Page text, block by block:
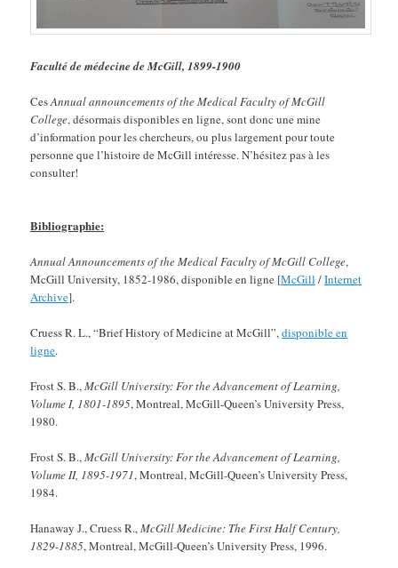
Faculté de médecine de McGill, 1899-1900
CesAnnual announcements of the Medical Faculty of McGill
College, désormais disponibles en ligne, sont donc une mine
d’information pour les chercheurs, ou plus largement pour toute
personne que l’histoire de McGill intéresse. N’hésitez pas à les
consulter!
Bibliographie:
Annual Announcements of the Medical Faculty of McGill College,
McGill University, 1852-1986, disponible en ligne [McGill /Internet
Archive].
Cruess R. L., “Brief History of Medicine at McGill”,disponible en
ligne.
Frost S. B.,McGill University: For the Advancement of Learning,
Volume I, 1801-1895, Montreal, McGill-Queen’s University Press,
1980.
Frost S. B.,McGill University: For the Advancement of Learning,
Volume II, 1895-1971, Montreal, McGill-Queen’s University Press,
1984.
Hanaway J., Cruess R.,McGill Medicine: The First Half Century,
1829-1885, Montreal, McGill-Queen’s University Press, 1996.